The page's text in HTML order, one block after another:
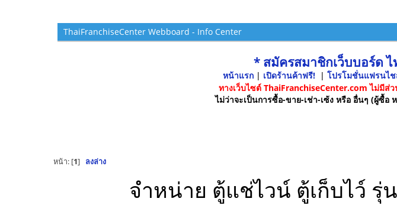
ThaiFranchiseCenter Webboard - Info Center
* สมัครสมาชิกเว็บบอร์ด
หน้าแรก| เปิดร้านค้าฟรี! | โปรโมชั่นแฟรนไ
ทางเว็บไซต์ ThaiFranchiseCenter.com ไม่มีส่
ไม่ว่าจะเป็นการซื้อ-ขาย-เช่า-เซ้ง หรือ อื่นๆ (ผู้ซื้
หน้า: [1] ลงล่าง
จำหน่าย ตู้แช่ไวน์ ตู้เก็บไว์